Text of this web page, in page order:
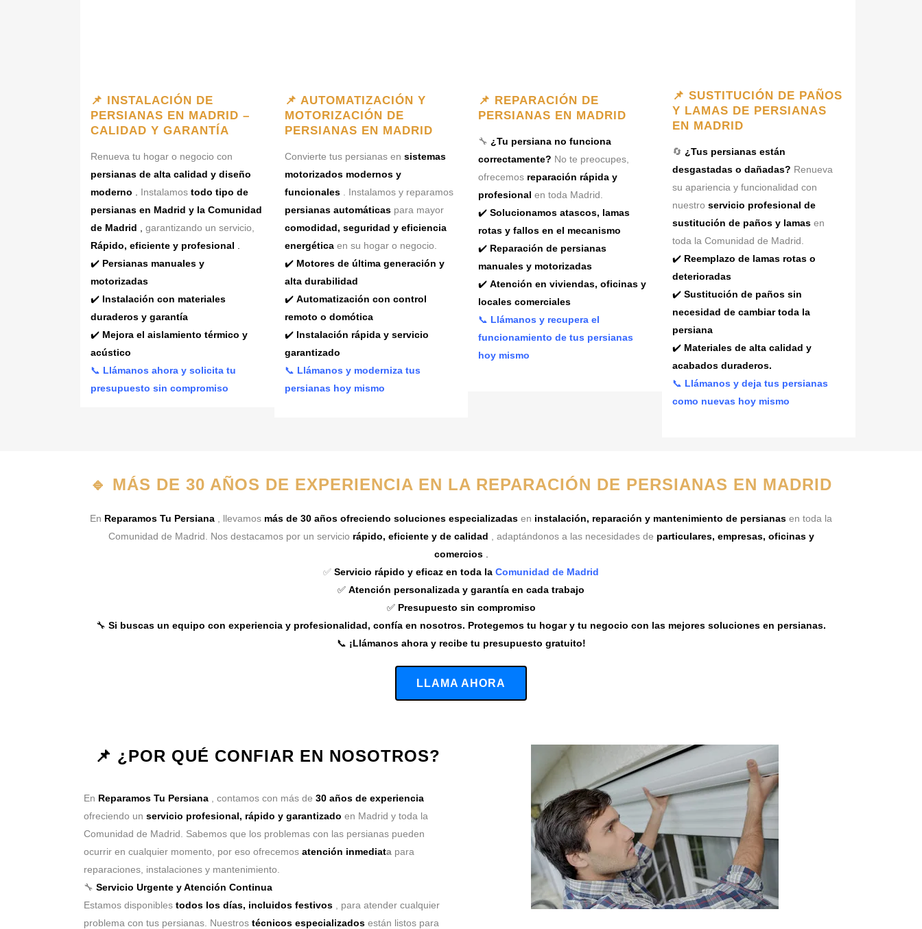
📌 INSTALACIÓN DE
PERSIANAS EN MADRID –
CALIDAD Y GARANTÍA
Renueva tu hogar o negocio con
persianas de alta calidad y diseño
moderno
Instalamos todo tipo de
persianas en Madrid y la Comunidad
de Madrid
garantizando un servicio,
Rápido, eficiente y profesional
✔️ Persianas manuales y
motorizadas
✔️ Instalación con materiales
duraderos y garantía
✔️ Mejora el aislamiento térmico y
acústico
📞 Llámanos ahora y solicita tu
presupuesto sin compromiso
📌 AUTOMATIZACIÓN Y
MOTORIZACIÓN DE
PERSIANAS EN MADRID
Convierte tus persianas en sistemas
motorizados modernos y
funcionales. Instalamos y reparamos
persianas automáticaspara mayor
comodidad, seguridad y eficiencia
energéticaen su hogar o negocio.
✔️ Motores de última generación y
alta durabilidad
✔️ Automatización con control
remoto o domótica
✔️ Instalación rápida y servicio
garantizado
📞 Llámanos y moderniza tus
persianas hoy mismo
📌 REPARACIÓN DE
PERSIANAS EN MADRID
🔧 ¿Tu persiana no funciona
correctamente? No te preocupes,
ofrecemos reparación rápida y
profesional en toda Madrid.
✔️ Solucionamos atascos, lamas
rotas y fallos en el mecanismo
✔️ Reparación de persianas
manuales y motorizadas
✔️ Atención en viviendas, oficinas y
locales comerciales
📞 Llámanos y recupera el
funcionamiento de tus persianas
hoy mismo
📌 SUSTITUCIÓN DE PAÑOS
Y LAMAS DE PERSIANAS
EN MADRID
🔄 ¿Tus persianas están
desgastadas o dañadas? Renueva
su apariencia y funcionalidad con
nuestro servicio profesional de
sustitución de paños y lamasen
toda la Comunidad de Madrid.
✔️ Reemplazo de lamas rotas o
deterioradas
✔️ Sustitución de paños sin
necesidad de cambiar toda la
persiana
✔️ Materiales de alta calidad y
acabados duraderos.
📞 Llámanos y deja tus persianas
como nuevas hoy mismo
🔹 MÁS DE 30 AÑOS DE EXPERIENCIA EN LA REPARACIÓN DE PERSIANAS EN MADRID
En Reparamos Tu Persiana , llevamos más de 30 años ofreciendo soluciones especializadas en instalación, reparación y mantenimiento de persianas en toda la
Comunidad de Madrid. Nos destacamos por un servicio rápido, eficiente y de calidad , adaptándonos a las necesidades de particulares, empresas, oficinas y
comercios.
✅ Servicio rápido y eficaz en toda la Comunidad de Madrid
✅ Atención personalizada y garantía en cada trabajo
✅ Presupuesto sin compromiso
🔧 Si buscas un equipo con experiencia y profesionalidad, confía en nosotros. Protegemos tu hogar y tu negocio con las mejores soluciones en persianas.
📞 ¡Llámanos ahora y recibe tu presupuesto gratuito!
LLAMA AHORA
📌 ¿POR QUÉ CONFIAR EN NOSOTROS?
En Reparamos Tu Persiana , contamos con más de 30 años de experiencia
ofreciendo un servicio profesional, rápido y garantizado en Madrid y toda la
Comunidad de Madrid. Sabemos que los problemas con las persianas pueden
ocurrir en cualquier momento, por eso ofrecemos atención inmediata para
reparaciones, instalaciones y mantenimiento.
🔧 Servicio Urgente y Atención Continua
Estamos disponibles todos los días, incluidos festivos , para atender cualquier
problema con tus persianas. Nuestros técnicos especializados están listos para